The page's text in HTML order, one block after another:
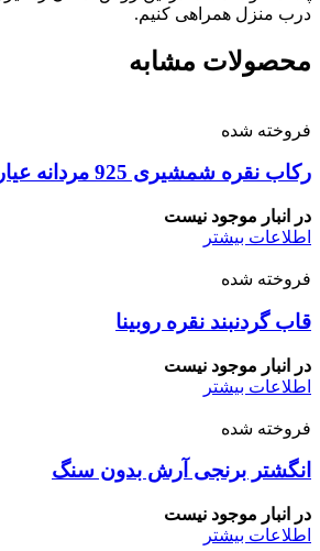
درب منزل همراهی کنیم.
محصولات مشابه
فروخته شده
رکاب نقره شمشیری 925 مردانه عیار تضمینی
در انبار موجود نیست
اطلاعات بیشتر
فروخته شده
قاب گردنبند نقره روبینا
در انبار موجود نیست
اطلاعات بیشتر
فروخته شده
انگشتر برنجی آرش بدون سنگ
در انبار موجود نیست
اطلاعات بیشتر